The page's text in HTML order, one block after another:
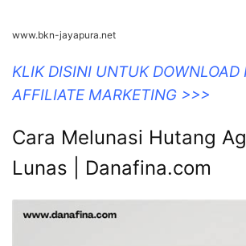
www.bkn-jayapura.net
KLIK DISINI UNTUK DOWNLOAD
AFFILIATE MARKETING >>>
Cara Melunasi Hutang
Lunas | Danafina.com